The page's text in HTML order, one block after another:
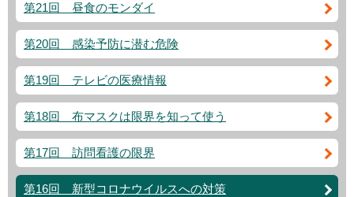
第21回 昼食のモンダイ
第20回 感染予防に潜む危険
第19回 テレビの医療情報
第18回 布マスクは限界を知って使う
第17回 訪問看護の限界
第16回 新型コロナウイルスへの対策